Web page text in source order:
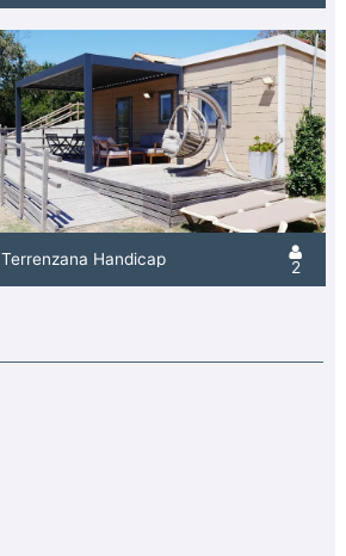
Terrenzana Handicap 2